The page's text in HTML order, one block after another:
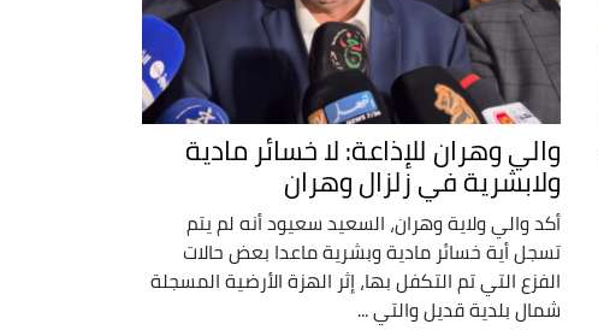
والي وهران للإذاعة: لا خسائر مادية
ولابشرية في زلزال وهران
أكد والي ولاية وهران، السعيد سعيود أنه لم يتم
تسجل أية خسائر مادية وبشرية ماعدا بعض حالات
الفزع التي تم التكفل بها، إثر الهزة الأرضية المسجلة
شمال بلدية قديل والتي ...